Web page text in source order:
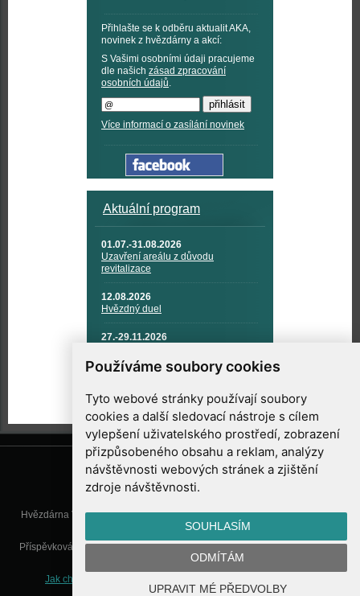
Používáme soubory cookies
Tyto webové stránky používají soubory
cookies a další sledovací nástroje s cílem
vylepšení uživatelského prostředí, zobrazení
přizpůsobeného obsahu a reklam, analýzy
návštěvnosti webových stránek a zjištění
zdroje návštěvnosti.
SOUHLASÍM
ODMÍTÁM
UPRAVIT MÉ PŘEDVOLBY
Přihlašte se k odběru aktualit AKA,
novinek z hvězdárny a akcí:
S Vašimi osobními údaji pracujeme
dle našich zásad zpracování
osobních údajů.
Více informací o zasílání novinek
Aktuální program
01.07.-31.08.2026
Uzavření areálu z důvodu
revitalizace
12.08.2026
Hvězdný duel
27.-29.11.2026
TECHNIKA A KOSMICKÉ
TECHNOLOGIE
Hvězdárna Valašské Meziříčí, příspěvková organizace, Vsetínská 78, 757
01 Valašské Meziříčí
Příspěvková organizace Zlínského kraje. Telefon:571 611 928, Mobil:777
info@astrovm.cz
Jak chráníme Vaše osobní údaje